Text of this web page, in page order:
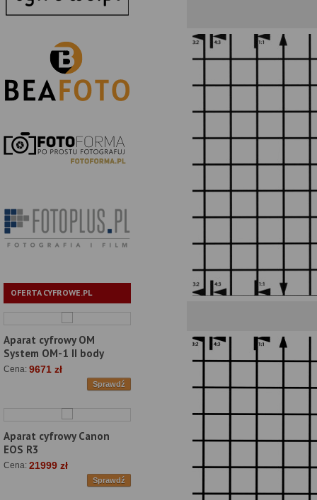
OFERTA CYFROWE.PL
Aparat cyfrowy OM
System OM-1 II body
Cena: 9671 zł
Sprawdź
Aparat cyfrowy Canon
EOS R3
Cena: 21999 zł
Sprawdź